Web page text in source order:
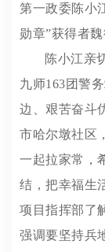
第一政委陈小
勋章”获得者
陈小江亲
九师163团警
边、艰苦奋斗
市哈尔墩社区
一起拉家常，
结，把幸福生
项目指挥部了
强调要坚持兵